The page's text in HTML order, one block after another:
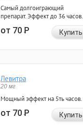
Самый долгоиграющий
препарат. Эффект до 36 часов.
от 70Р Купить
Левитра
20 мг
Мощный эффект на 5ть часов.
от 70Р Купить